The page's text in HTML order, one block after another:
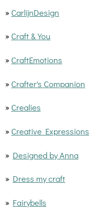
» CarlijnDesign
» Craft & You
» CraftEmotions
» Crafter's Companion
» Crealies
» Creative Expressions
» Designed by Anna
» Dress my craft
» Fairybells